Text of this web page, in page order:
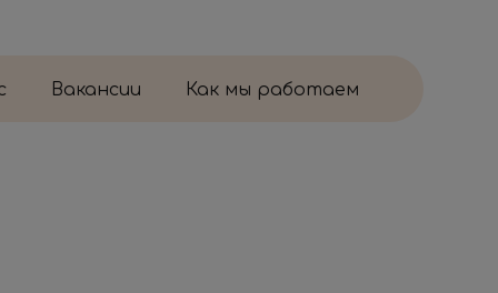
Вакансии Как мы работаем